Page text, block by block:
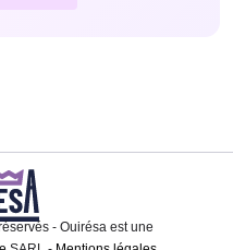
- Ouirésa est une